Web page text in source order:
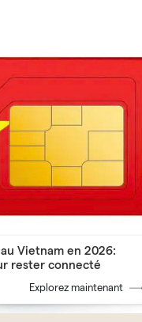
Vietnam en 2026:
rester connecté
Explorez maintenant